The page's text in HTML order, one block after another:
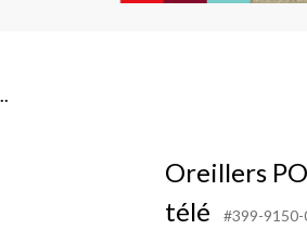
Oreillers
télé
#399-9150-